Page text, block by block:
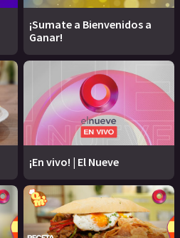
¡Sumate a Bienvenidos a
Ganar!
¡En vivo! | El Nueve